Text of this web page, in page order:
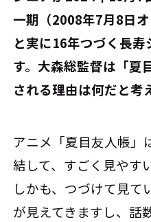
一期（2008年7月8日
と実に16年つづく長寿
す。大森総監督は「夏
される理由は何だと考
アニメ「夏目友人帳」
結して、すごく見やす
しかも、つづけて見て
が見えてきますし、話